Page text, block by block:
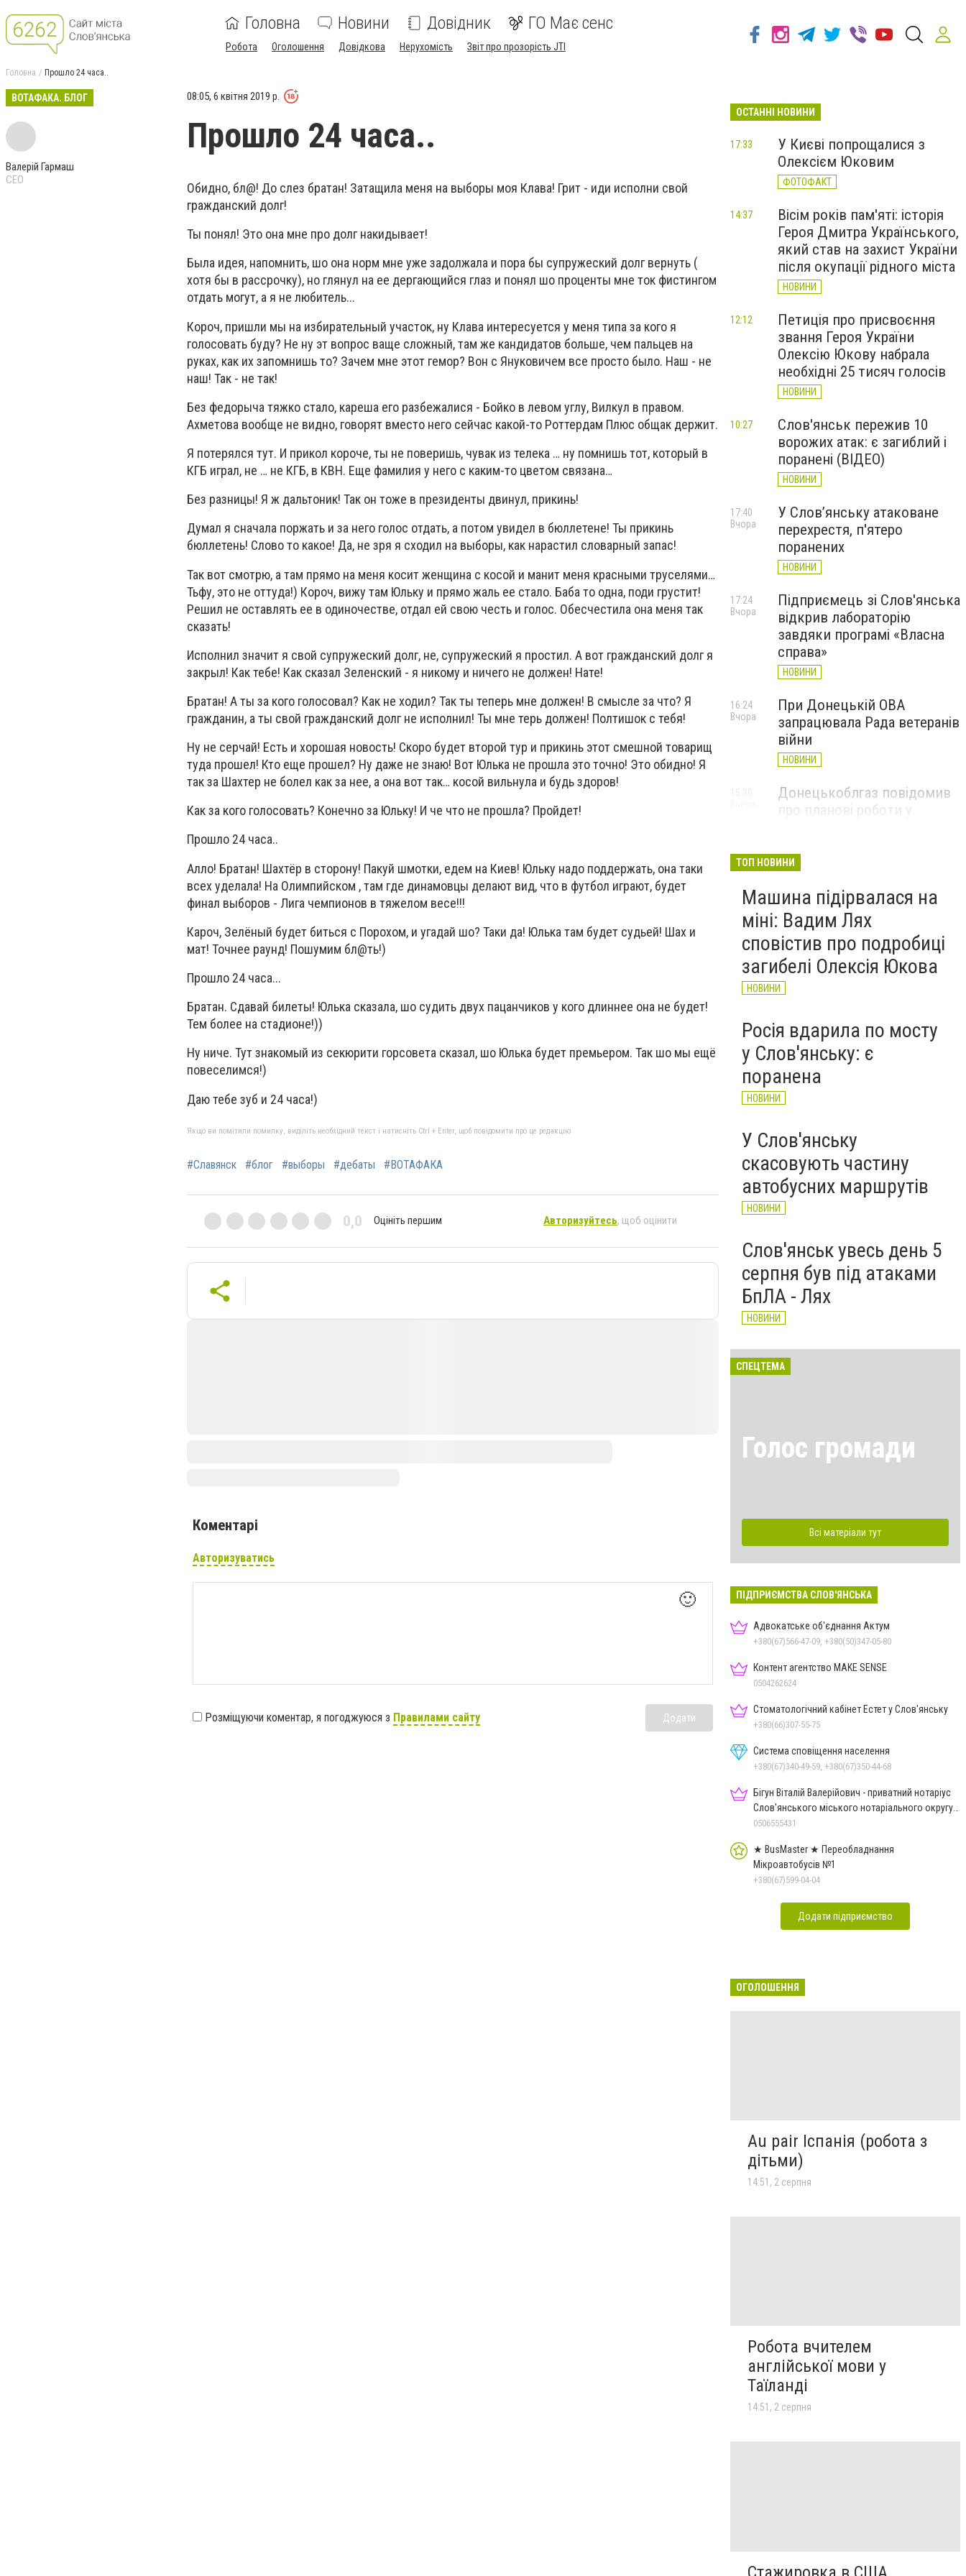
Головна Новини Довідник ГО Має сенс
Робота Оголошення Довідкова Нерухомість Звіт про прозорість JTI
Головна Прошло 24 часа..
ВОТАФАКА. БЛОГ
Валерій Гармаш
CEO
08:05, 6 квітня 2019 р.
Прошло 24 часа..
Обидно, бл@! До слез братан! Затащила меня на выборы моя Клава! Грит - иди исполни свой
гражданский долг!
Ты понял! Это она мне про долг накидывает!
Была идея, напомнить, шо она норм мне уже задолжала и пора бы супружеский долг вернуть (
хотя бы в рассрочку), но глянул на ее дергающийся глаз и понял шо проценты мне ток фистингом
отдать могут, а я не любитель...
Короч, пришли мы на избирательный участок, ну Клава интересуется у меня типа за кого я
голосовать буду? Не ну эт вопрос ваще сложный, там же кандидатов больше, чем пальцев на
руках, как их запомнишь то? Зачем мне этот гемор? Вон с Януковичем все просто было. Наш - не
наш! Так - не так!
Без федорыча тяжко стало, кареша его разбежалися - Бойко в левом углу, Вилкул в правом.
Ахметова вообще не видно, говорят вместо него сейчас какой-то Роттердам Плюс общак держит.
Я потерялся тут. И прикол короче, ты не поверишь, чувак из телека … ну помнишь тот, который в
КГБ играл, не … не КГБ, в КВН. Еще фамилия у него с каким-то цветом связана…
Без разницы! Я ж дальтоник! Так он тоже в президенты двинул, прикинь!
Думал я сначала поржать и за него голос отдать, а потом увидел в бюллетене! Ты прикинь
бюллетень! Слово то какое! Да, не зря я сходил на выборы, как нарастил словарный запас!
Так вот смотрю, а там прямо на меня косит женщина с косой и манит меня красными труселями…
Тьфу, это не оттуда!) Короч, вижу там Юльку и прямо жаль ее стало. Баба то одна, поди грустит!
Решил не оставлять ее в одиночестве, отдал ей свою честь и голос. Обесчестила она меня так
сказать!
Исполнил значит я свой супружеский долг, не, супружеский я простил. А вот гражданский долг я
закрыл! Как тебе! Как сказал Зеленский - я никому и ничего не должен! Нате!
Братан! А ты за кого голосовал? Как не ходил? Так ты теперь мне должен! В смысле за что? Я
гражданин, а ты свой гражданский долг не исполнил! Ты мне терь должен! Полтишок с тебя!
Ну не серчай! Есть и хорошая новость! Скоро будет второй тур и прикинь этот смешной товарищ
туда прошел! Кто еще прошел? Ну даже не знаю! Вот Юлька не прошла это точно! Это обидно! Я
так за Шахтер не болел как за нее, а она вот так… косой вильнула и будь здоров!
Как за кого голосовать? Конечно за Юльку! И че что не прошла? Пройдет!
Прошло 24 часа..
Алло! Братан! Шахтёр в сторону! Пакуй шмотки, едем на Киев! Юльку надо поддержать, она таки
всех уделала! На Олимпийском , там где динамовцы делают вид, что в футбол играют, будет
финал выборов - Лига чемпионов в тяжелом весе!!!
Кароч, Зелёный будет биться с Порохом, и угадай шо? Таки да! Юлька там будет судьей! Шах и
мат! Точнее раунд! Пошумим бл@ть!)
Прошло 24 часа...
Братан. Сдавай билеты! Юлька сказала, шо судить двух пацанчиков у кого длиннее она не будет!
Тем более на стадионе!))
Ну ниче. Тут знакомый из секюрити горсовета сказал, шо Юлька будет премьером. Так шо мы ещё
повеселимся!)
Даю тебе зуб и 24 часа!)
Якщо ви помітили помилку, виділіть необхідний текст і натисніть Ctrl + Enter, щоб повідомити про це редакцію
#Славянск #блог #выборы #дебаты #ВОТАФАКА
0,0 Оцініть першим Авторизуйтесь, щоб оцінити
Коментарі
Авторизуватись
🙂
Розміщуючи коментар, я погоджуюся з Правилами сайту Додати
ОСТАННІ НОВИНИ
У Києві попрощалися з
Олексієм Юковим
ФОТОФАКТ
17:33
Вісім років пам'яті: історія
Героя Дмитра Українського,
який став на захист України
після окупації рідного міста
НОВИНИ
14:37
Петиція про присвоєння
звання Героя України
Олексію Юкову набрала
необхідні 25 тисяч голосів
НОВИНИ
12:12
Слов'янськ пережив 10
ворожих атак: є загиблий і
поранені (ВІДЕО)
НОВИНИ
10:27
У Слов’янську атаковане
перехрестя, п'ятеро
поранених
НОВИНИ
17:40
Вчора
Підприємець зі Слов'янська
відкрив лабораторію
завдяки програмі «Власна
справа»
НОВИНИ
17:24
Вчора
При Донецькій ОВА
запрацювала Рада ветеранів
війни
НОВИНИ
16:24
Вчора
Донецькоблгаз повідомив
про планові роботи у
НОВИНИ
15:30
ТОП НОВИНИ
Машина підірвалася на
міні: Вадим Лях
сповістив про подробиці
загибелі Олексія Юкова
НОВИНИ
Росія вдарила по мосту
у Слов'янську: є
поранена
НОВИНИ
У Слов'янську
скасовують частину
автобусних маршрутів
НОВИНИ
Слов'янськ увесь день 5
серпня був під атаками
БпЛА - Лях
НОВИНИ
СПЕЦТЕМА
Голос громади
Всі матеріали тут
ПІДПРИЄМСТВА СЛОВ'ЯНСЬКА
Адвокатське об'єднання Актум
+380(67)566-47-09, +380(50)347-05-80
Контент агентство MAKE SENSE
0504262624
Стоматологічний кабінет Естет у Слов'янську
+380(66)307-55-75
Система сповіщення населення
+380(67)340-49-59, +380(67)350-44-68
Бігун Віталій Валерійович - приватний нотаріус
Слов'янського міського нотаріального округу
Дон.обл.
0506555431
★ BusMaster ★ Переобладнання
Мікроавтобусів №1
+380(67)599-04-04
Додати підприємство
ОГОЛОШЕННЯ
Au pair Іспанія (робота з
дітьми)
14:51, 2 серпня
Робота вчителем
англійської мови у
Таїланді
14:51, 2 серпня